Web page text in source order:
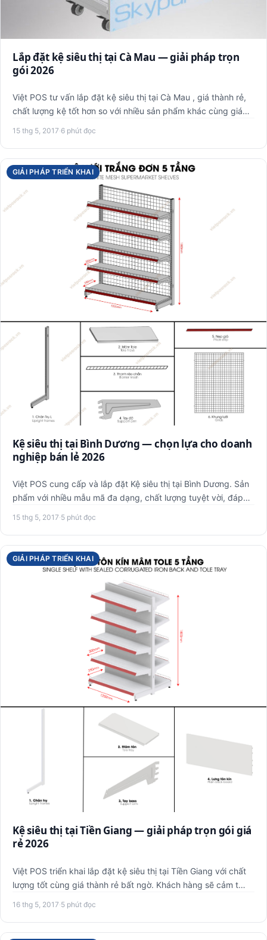
Lắp đặt kệ siêu thị tại Cà Mau — giải pháp trọn
gói 2026
Việt POS tư vấn lắp đặt kệ siêu thị tại Cà Mau , giá thành rẻ,
chất lượng kệ tốt hơn so với nhiều sản phẩm khác cùng giá…
15 thg 5, 2017·6 phút đọc
GIẢI PHÁP TRIỂN KHAI
Kệ siêu thị tại Bình Dương — chọn lựa cho doanh
nghiệp bán lẻ 2026
Việt POS cung cấp và lắp đặt Kệ siêu thị tại Bình Dương. Sản
phẩm với nhiều mẫu mã đa dạng, chất lượng tuyệt vời, đáp
15 thg 5, 2017·5 phút đọc
GIẢI PHÁP TRIỂN KHAI
Kệ siêu thị tại Tiền Giang — giải pháp trọn gói giá
rẻ 2026
Việt POS triển khai lắp đặt kệ siêu thị tại Tiền Giang với chất
lượng tốt cùng giá thành rẻ bất ngờ. Khách hàng sẽ cảm t…
16 thg 5, 2017·5 phút đọc